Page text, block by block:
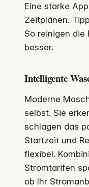
Eine starke
Zeitplänen.
So reinigen die
besser.
Intelligente
Moderne
selbst. Sie
schlagen das
Startzeit und
flexibel.
Stromtarifen
ob Ihr